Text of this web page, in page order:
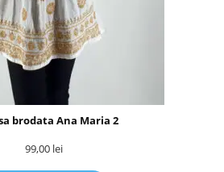
brodata Ana Maria 2
99,00 lei